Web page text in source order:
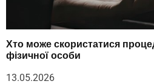
Хто може скористатися
фізичної особи
13.05.2026